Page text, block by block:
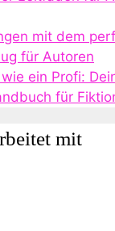
mit dem
für Autoren
ein Profi:
für
mit